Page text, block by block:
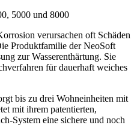
5000 und 8000
verursachen oft Schäden
Produktfamilie der NeoSoft
zur Wasserenthärtung. Sie
für dauerhaft weiches
bis zu drei Wohneinheiten mit
mit ihrem patentierten,
System eine sichere und noch